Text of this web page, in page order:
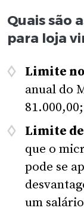
Quais são
para loja
Limite
anual do
81.000,00;
Limite
que o
pode se
um